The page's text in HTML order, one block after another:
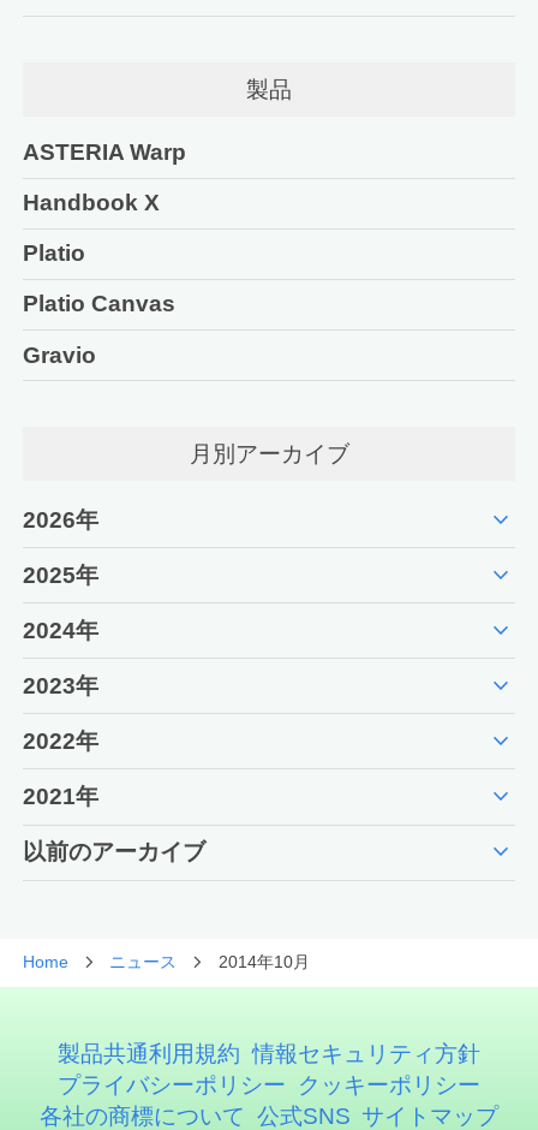
製品
ASTERIA Warp
Handbook X
Platio
Platio Canvas
Gravio
月別アーカイブ
2026年 expand_more
2025年 expand_more
2024年 expand_more
2023年 expand_more
2022年 expand_more
2021年 expand_more
以前のアーカイブ expand_more
Home ニュース 2014年10月
製品共通利用規約 情報セキュリティ方針
プライバシーポリシー
クッキーポリシー
各社の商標について 公式SNS サイトマップ